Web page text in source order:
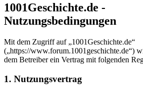
1001Geschichte.de -
Nutzungsbedingungen
Mit dem Zugriff auf „1001Geschichte.de“
(„https://www.forum.1001geschichte.de“)
dem Betreiber ein Vertrag mit folgenden
1. Nutzungsvertrag